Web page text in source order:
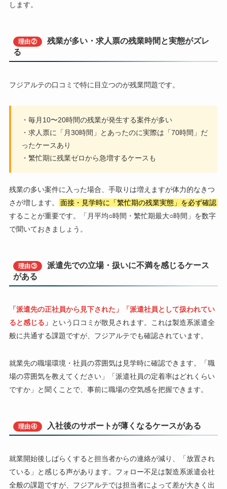
します。
理由②
残業が多い・求人票の残業時間と実態がズレ
る
フジアルテの口コミで特に目立つのが残業問題です。
・毎月10〜20時間の残業が発生する案件が多い
・求人票に「月30時間」とあったのに実際は「70時間」だ
ったケースあり
・繁忙期に残業ゼロから急増するケースも
残業の多い案件に入った場合、手取りは増えますが体力的なきつ
さが増します。
面接・見学時に「繁忙期の残業実態」を必ず確認
することが重要です。「月平均○時間・繁忙期最大○時間」を数字
で聞いておきましょう。
理由③
派遣先での立場・扱いに不満を感じるケース
がある
「派遣先の正社員から見下された」「派遣社員として扱われてい
ると感じる」 という口コミが散見されます。これは製造系派遣全
般に共通する課題ですが、フジアルテでも確認されています。
就業先の職場環境・社員の雰囲気は見学時に確認できます。「職
場の雰囲気を教えてください」「派遣社員の定着率はどれくらい
ですか」と聞くことで、事前に職場の空気感を把握できます。
理由④ 入社後のサポートが薄くなるケースがある
就業開始後しばらくすると担当者からの連絡が減り、「放置され
ている」と感じる声があります。フォロー不足は製造系派遣会社
全般の課題ですが、フジアルテでは担当者によって差が大きく出